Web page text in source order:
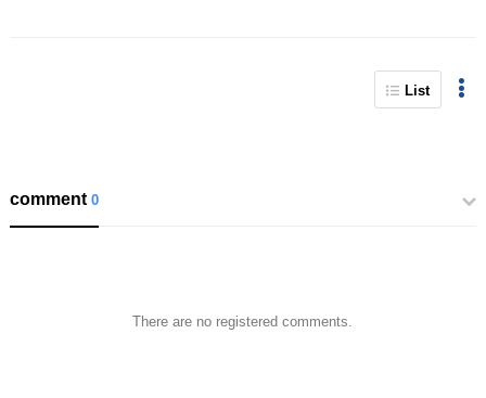
List
comment0
There are no registered comments.